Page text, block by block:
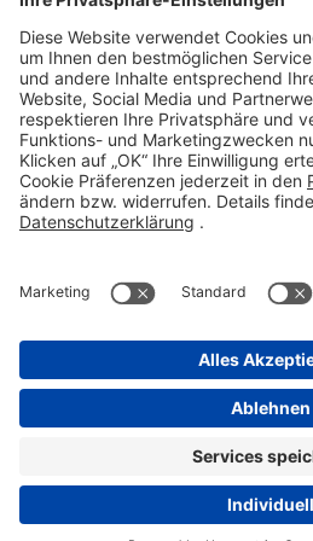
Telefon 06101 603-0
Fax 06101 603-259
info@stada.de
Kontakt
Compliance Reporting Portal ⧉
FOLGEN SIE UNS
Datenschutz